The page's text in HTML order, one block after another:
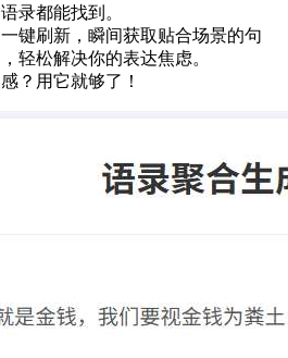
录都能找到。
键刷新，瞬间获取贴合场景的句
轻松解决你的表达焦虑。
？用它就够了！